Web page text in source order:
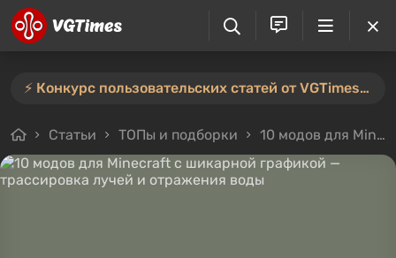
⚡️ Конкурс пользовательских статей от VGTimes продлён — участвуйте тут ⚡️
Статьи ТОПы и подборки 10 модов для Minecraft с шикарной графикой — трассировка лучей и отражения воды